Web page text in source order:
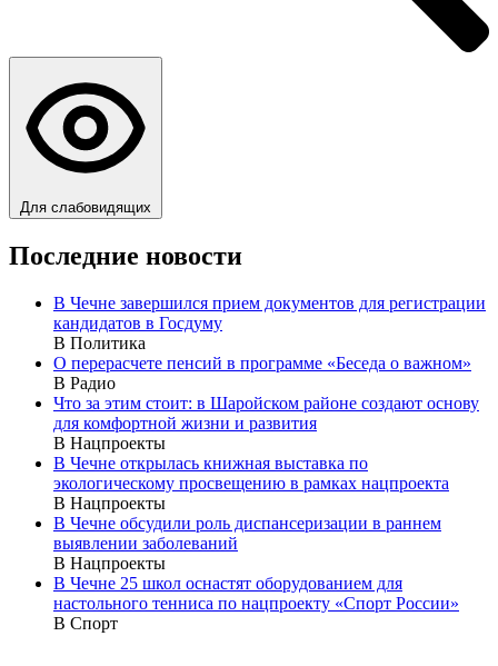
Для слабовидящих
Последние новости
В Чечне завершился прием документов для регистрации
кандидатов в Госдуму
В Политика
О перерасчете пенсий в программе «Беседа о важном»
В Радио
Что за этим стоит: в Шаройском районе создают основу
для комфортной жизни и развития
В Нацпроекты
В Чечне открылась книжная выставка по
экологическому просвещению в рамках нацпроекта
В Нацпроекты
В Чечне обсудили роль диспансеризации в раннем
выявлении заболеваний
В Нацпроекты
В Чечне 25 школ оснастят оборудованием для
настольного тенниса по нацпроекту «Спорт России»
В Спорт